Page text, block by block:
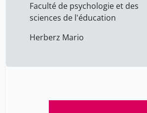
Faculté de psychologie et des
sciences de l'éducation
Herberz Mario